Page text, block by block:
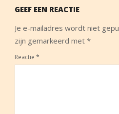
GEEF EEN REACTIE
Je e-mailadres wordt niet
zijn gemarkeerd met *
Reactie *